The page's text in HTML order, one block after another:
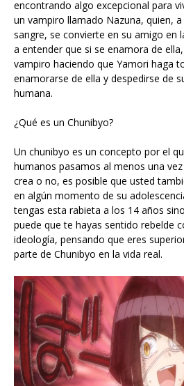
encontrando algo excepcional para
un vampiro llamado Nazuna, quien,
sangre, se convierte en su amigo en
a entender que si se enamora de
vampiro haciendo que Yamori haga
enamorarse de ella y despedirse de
humana.
¿Qué es un Chunibyo?
Un chunibyo es un concepto por el
humanos pasamos al menos una
crea o no, es posible que usted
en algún momento de su
tengas esta rabieta a los 14 años
puede que te hayas sentido rebelde
ideología, pensando que eres
parte de Chunibyo en la vida real.